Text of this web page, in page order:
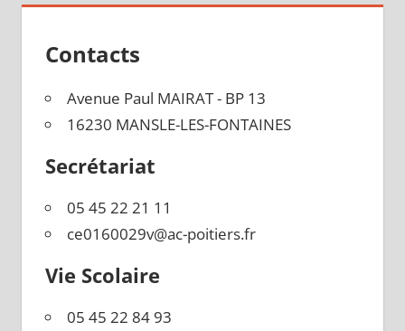
Contacts
Avenue Paul MAIRAT - BP 13
16230 MANSLE-LES-FONTAINES
Secrétariat
05 45 22 21 11
ce0160029v@ac-poitiers.fr
Vie Scolaire
05 45 22 84 93